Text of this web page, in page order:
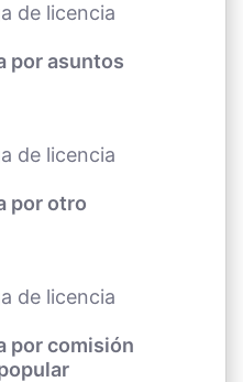
de licencia
por asuntos
de licencia
por otro
de licencia
por comisión